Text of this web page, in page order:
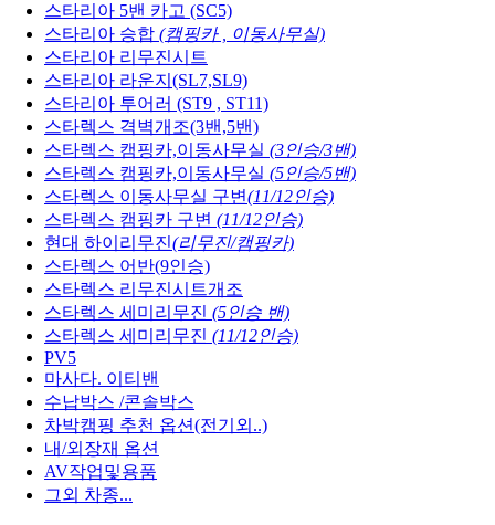
스타리아 5밴 카고 (SC5)
스타리아 승합 (캠핑카 , 이동사무실)
스타리아 리무진시트
스타리아 라운지(SL7,SL9)
스타리아 투어러 (ST9 , ST11)
스타렉스 격벽개조(3밴,5밴)
스타렉스 캠핑카,이동사무실 (3인승/3밴)
스타렉스 캠핑카,이동사무실 (5인승/5밴)
스타렉스 이동사무실 구변(11/12인승)
스타렉스 캠핑카 구변 (11/12인승)
현대 하이리무진(리무진/캠핑카)
스타렉스 어반(9인승)
스타렉스 리무진시트개조
스타렉스 세미리무진 (5인승 밴)
스타렉스 세미리무진 (11/12인승)
PV5
마사다. 이티밴
수납박스 /콘솔박스
차박캠핑 추천 옵션(전기외..)
내/외장재 옵션
AV작업및용품
그외 차종...